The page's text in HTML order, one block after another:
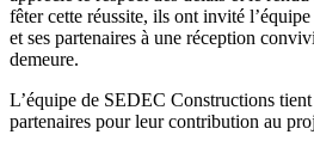
fêter cette réussite, ils ont invité
et ses partenaires à une réception
demeure.
L’équipe de SEDEC Constructions
partenaires pour leur contribution au